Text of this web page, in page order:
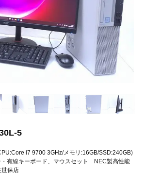
5
i7 9700 3GHz/メモリ:16GB/SSD:240GB)
有線キーボード、マウスセット NEC製高性能
世保店